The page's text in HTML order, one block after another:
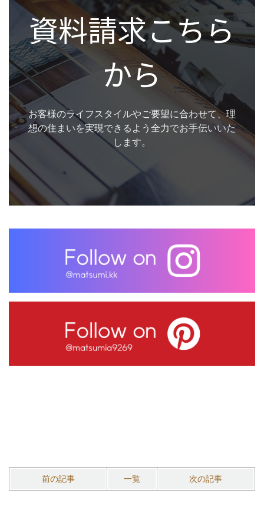
資料請求こちら
から
お客様のライフスタイルやご要望に合わせて、理
想の住まいを実現できるよう全力でお手伝いいた
します。
前の記事 一覧 次の記事